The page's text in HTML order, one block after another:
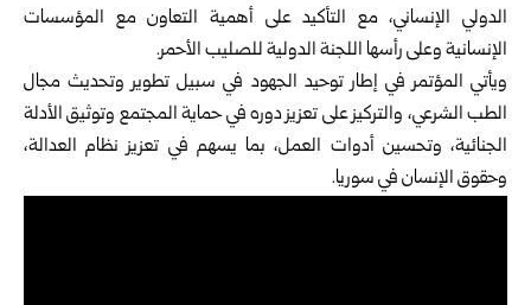
الدولي الإنساني، مع التأكيد على أهمية التعاون مع المؤسسات
الإنسانية وعلى رأسها اللجنة الدولية للصليب الأحمر.
ويأتي المؤتمر في إطار توحيد الجهود في سبيل تطوير وتحديث مجال
الطب الشرعي، والتركيز على تعزيز دوره في حماية المجتمع وتوثيق الأدلة
الجنائية، وتحسين أدوات العمل، بما يسهم في تعزيز نظام العدالة،
وحقوق الإنسان في سوريا.